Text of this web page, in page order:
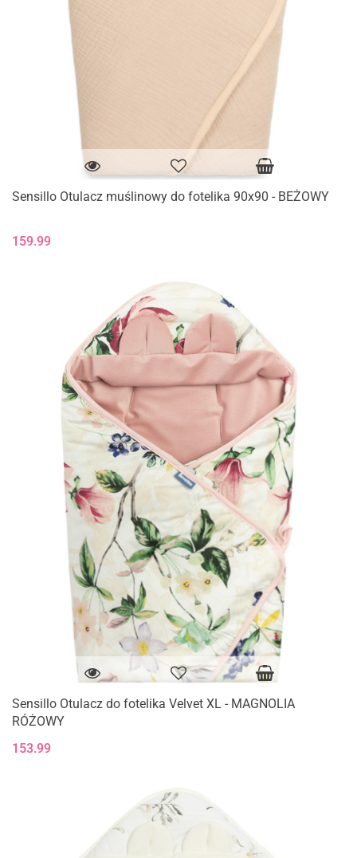
Sensillo Otulacz muślinowy do fotelika 90x90 - BEŻOWY
159.99
Sensillo Otulacz do fotelika Velvet XL - MAGNOLIA
RÓŻOWY
153.99